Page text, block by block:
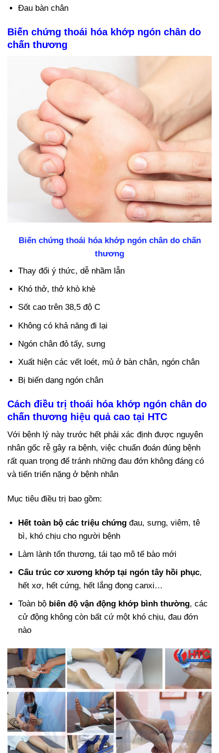
Đau bàn chân
Biến chứng thoái hóa khớp ngón chân do
chấn thương
Biến chứng thoái hóa khớp ngón chân do chấn
thương
Thay đổi ý thức, dễ nhầm lẫn
Khó thở, thở khò khè
Sốt cao trên 38,5 độ C
Không có khả năng đi lại
Ngón chân đỏ tấy, sưng
Xuất hiện các vết loét, mủ ở bàn chân, ngón chân
Bị biến dạng ngón chân
Cách điều trị thoái hóa khớp ngón chân do
chấn thương hiệu quả cao tại HTC
Với bệnh lý này trước hết phải xác định được nguyên
nhân gốc rễ gây ra bệnh, việc chuẩn đoán đúng bệnh
rất quan trọng để tránh những đau đớn không đáng có
và tiến triển nặng ở bệnh nhân
Mục tiêu điều trị bao gồm:
Hết toàn bộ các triệu chứng đau, sưng, viêm, tê
bì, khó chịu cho người bệnh
Làm lành tổn thương, tái tạo mô tế bào mới
Cấu trúc cơ xương khớp tại ngón tây hồi phục,
hết xơ, hết cứng, hết lắng đọng canxi…
Toàn bộ biên độ vận động khớp bình thường, các
cử động không còn bất cứ một khó chịu, đau đớn
nào